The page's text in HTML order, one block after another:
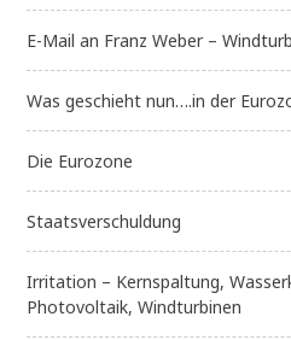
E-Mail an Franz Weber –
Was geschieht nun….in der
Die Eurozone
Staatsverschuldung
Irritation – Kernspaltung,
Photovoltaik, Windturbinen